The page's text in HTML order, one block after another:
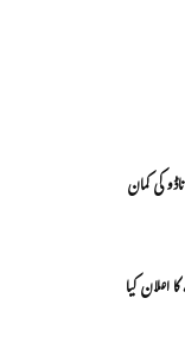
کی کمان
کیا